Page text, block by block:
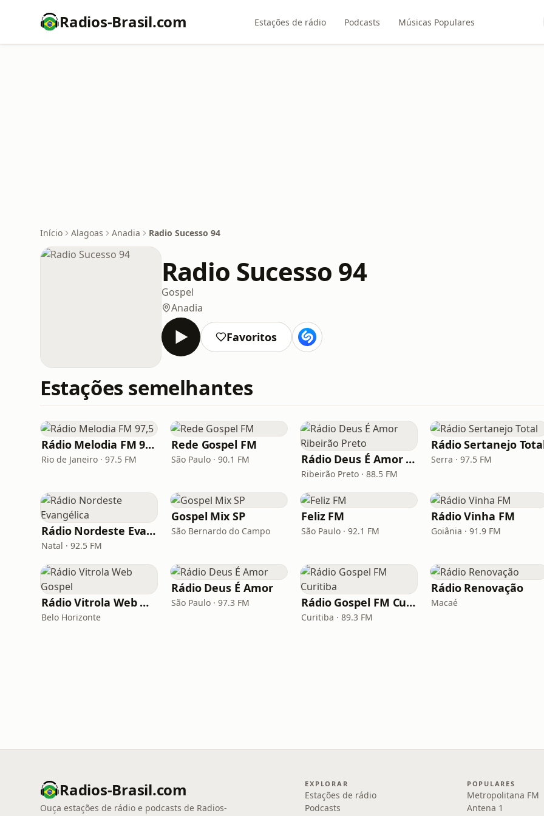
Radios-Brasil.com Estações de rádio Podcasts Músicas Populares
Início Alagoas Anadia Radio Sucesso 94
Radio Sucesso 94
Gospel
Anadia
Favoritos
Estações semelhantes
Rádio Melodia FM 97,5
Rio de Janeiro · 97.5 FM
Rede Gospel FM
São Paulo · 90.1 FM Rádio Deus É Amor Ribeirão Preto
Ribeirão Preto · 88.5 FM
Rádio Sertanejo
Serra · 97.5 FM
Rádio Nordeste Evangélica
Natal · 92.5 FM
Gospel Mix SP
São Bernardo do Campo
Feliz FM
São Paulo · 92.1 FM
Rádio Vinha FM
Goiânia · 91.9 FM
Rádio Vitrola Web Gospel
Belo Horizonte
Rádio Deus É Amor
São Paulo · 97.3 FM Rádio Gospel FM Curitiba
Curitiba · 89.3 FM
Rádio Renovação
Macaé
Radios-Brasil.com
Ouça estações de rádio e podcasts de Radios-
EXPLORAR
Estações de rádio
Podcasts
POPULARES
Metropolitana FM
Antena 1